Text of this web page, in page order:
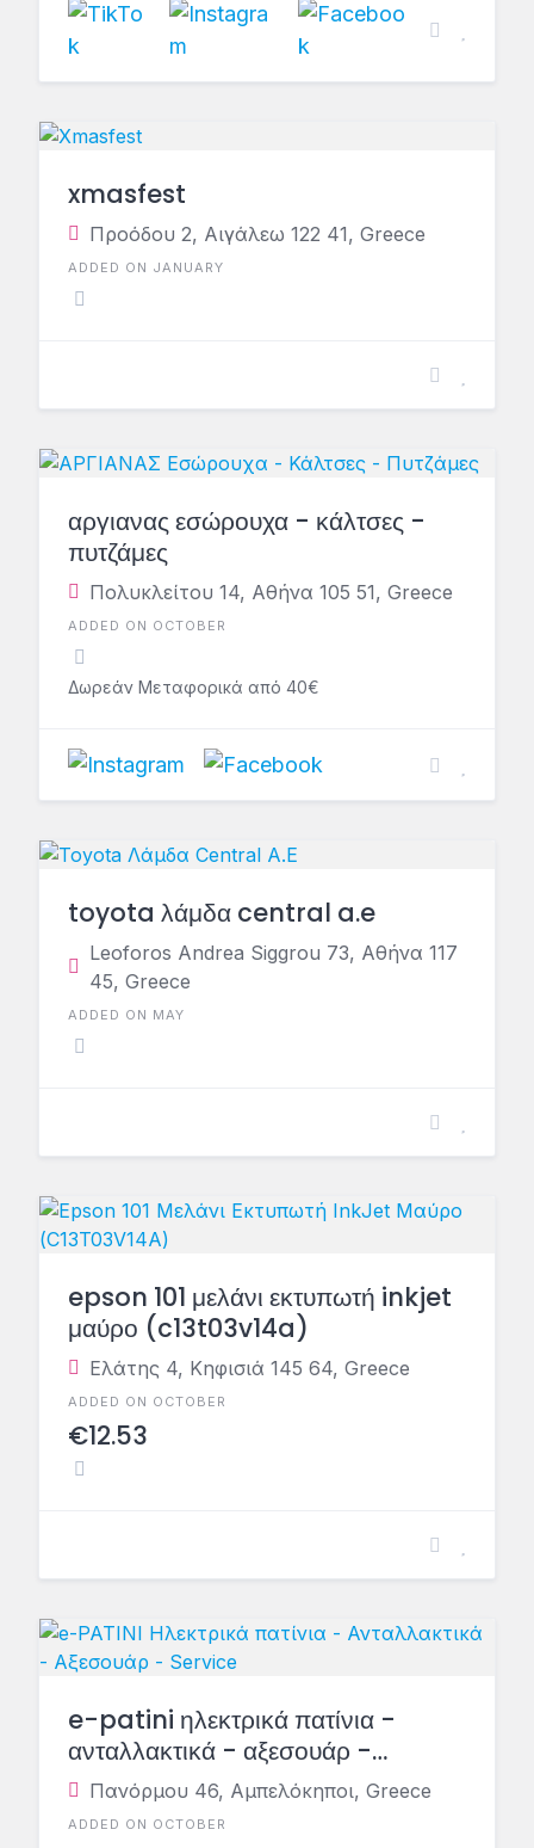
xmasfest
Προόδου 2, Αιγάλεω 122 41, Greece
ADDED ON JANUARY
αργιανας εσώρουχα - κάλτσες -
πυτζάμες
Πολυκλείτου 14, Αθήνα 105 51, Greece
ADDED ON OCTOBER
Δωρεάν Μεταφορικά από 40€
toyota λάμδα central a.e
Leoforos Andrea Siggrou 73, Αθήνα 117
45, Greece
ADDED ON MAY
epson 101 μελάνι εκτυπωτή inkjet
μαύρο (c13t03v14a)
Ελάτης 4, Κηφισιά 145 64, Greece
ADDED ON OCTOBER
€12.53
e-patini ηλεκτρικά πατίνια -
ανταλλακτικά - αξεσουάρ -
service
Πανόρμου 46, Αμπελόκηποι, Greece
ADDED ON OCTOBER